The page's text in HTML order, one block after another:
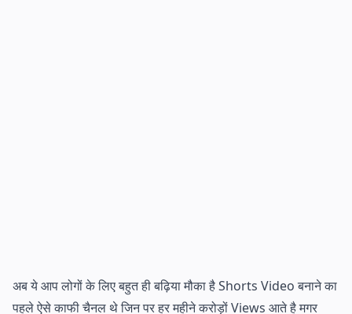
अब ये आप लोगों के लिए बहुत ही बढ़िया मौका है Shorts Video बनाने का
पहले ऐसे काफी चैनल थे जिन पर हर महीने करोड़ों Views आते है मगर